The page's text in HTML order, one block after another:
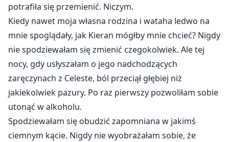
potrafiła się przemienić. Niczym.
Kiedy nawet moja własna rodzina i wataha ledwo na
mnie spoglądały, jak Kieran mógłby mnie chcieć? Nigdy
nie spodziewałam się zmienić czegokolwiek. Ale tej
nocy, gdy usłyszałam o jego nadchodzących
zaręczynach z Celeste, ból przeciął głębiej niż
jakiekolwiek pazury. Po raz pierwszy pozwoliłam sobie
utonąć w alkoholu.
Spodziewałam się obudzić zapomniana w jakimś
ciemnym kącie. Nigdy nie wyobrażałam sobie, że